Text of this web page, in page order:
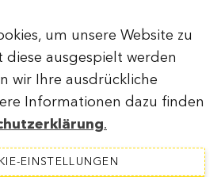
Hinweise Datenschutzerklärung
um unsere Website zu
ausgespielt werden
wir Ihre ausdrückliche
Informationen dazu finden
.
EINSTELLUNGEN